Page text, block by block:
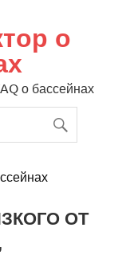
о
о бассейнах
ОТ